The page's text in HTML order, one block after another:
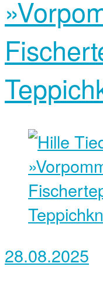
28.08.2025